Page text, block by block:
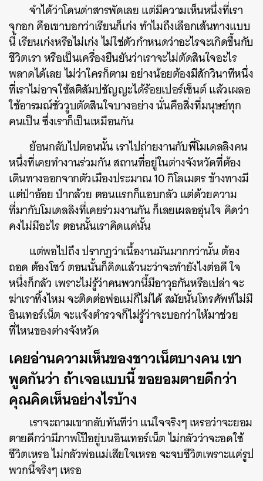
จำได้ว่าโดนด่าสารพัดเลย แต่มีความเห็นหนึ่งที่เรา
จุกอก คือเขาบอกว่าเรียนก็เก่ง ทำไมถึงเลือกเส้นทางแบบ
นี้ เรียนเก่งหรือไม่เก่ง ไม่ใช่ตัวกำหนดว่าอะไรจะเกิดขึ้นกับ
ชีวิตเรา หรือเป็นเครื่องยืนยันว่าเราจะไม่ตัดสินใจอะไร
พลาดได้เลย ไม่ว่าใครก็ตาม อย่างน้อยต้องมีสักวินาทีหนึ่ง
ที่เราไม่อาจใช้สติสัมปชัญญะได้ร้อยเปอร์เซ็นต์ แล้วเผลอ
ใช้อารมณ์ชั่ววูบตัดสินใจบางอย่าง นั่นคือสิ่งที่มนุษย์ทุก
คนเป็น ซึ่งเราก็เป็นเหมือนกัน
ย้อนกลับไปตอนนั้น เราไปถ่ายงานกับพี่โมเดลลิงคน
หนึ่งที่เคยทำงานร่วมกัน สถานที่อยู่ในต่างจังหวัดที่ต้อง
เดินทางออกจากตัวเมืองประมาณ 10 กิโลเมตร ข้างทางมี
แต่ป่าอ้อย ป่ากล้วย ตอนแรกก็แอบกลัว แต่ด้วยความ
ที่มากับโมเดลลิงที่เคยร่วมงานกัน ก็เลยเผลออุ่นใจ คิดว่า
คงไม่มีอะไร ตอนนั้นเราคิดแค่นั้น
แต่พอไปถึง ปรากฏว่าเนื้องานมันมากกว่านั้น ต้อง
ถอด ต้องโชว์ ตอนนั้นก็คิดแล้วนะว่าจะทำยังไงต่อดี ใจ
หนึ่งก็กลัว เพราะไม่รู้ว่าคนพวกนี้มีอาวุธกันหรือเปล่า จะ
ฆ่าเราทิ้งไหม จะติดต่อพ่อแม่ก็ไม่ได้ สมัยนั้นโทรศัพท์ไม่มี
อินเทอร์เน็ต จะแจ้งตำรวจก็ไม่รู้ว่าจะบอกว่าให้มาช่วย
ที่ไหนของต่างจังหวัด
เคยอ่านความเห็นของชาวเน็ตบางคน เขา
พูดกันว่า ถ้าเจอแบบนี้ ขอยอมตายดีกว่า
คุณคิดเห็นอย่างไรบ้าง
เราจะถามเขากลับทันทีว่า แน่ใจจริงๆ เหรอว่าจะยอม
ตายดีกว่ามีภาพโป๊อยู่บนอินเทอร์เน็ต ไม่กลัวว่าจะอดใช้
ชีวิตเหรอ ไม่กลัวพ่อแม่เสียใจเหรอ จะจบชีวิตเพราะแค่รูป
พวกนี้จริงๆ เหรอ